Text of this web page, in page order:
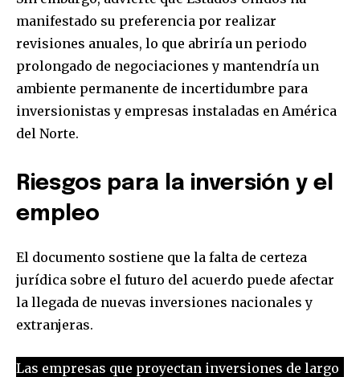
manifestado su preferencia por realizar
revisiones anuales, lo que abriría un periodo
prolongado de negociaciones y mantendría un
ambiente permanente de incertidumbre para
inversionistas y empresas instaladas en América
del Norte.
Riesgos para la inversión y el
empleo
El documento sostiene que la falta de certeza
jurídica sobre el futuro del acuerdo puede afectar
la llegada de nuevas inversiones nacionales y
extranjeras.
Las empresas que proyectan inversiones de largo